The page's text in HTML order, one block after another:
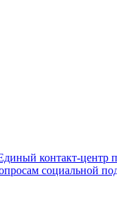
контакт-центр
социальной